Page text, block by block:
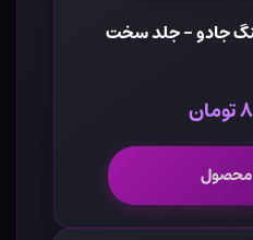
جادو - جلد سخت